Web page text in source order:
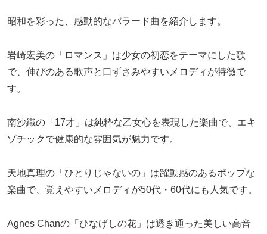
昭和を彩った、感動的なバラード曲を紹介します。
岩崎宏美の「ロマンス」は少女の初恋をテーマにした歌
で、伸びのある歌声と口ずさみやすいメロディが特徴で
す。
南沙織の「17才」は純粋な乙女心を表現した楽曲で、エキ
ゾチックで健康的な雰囲気が魅力です。
天地真理の「ひとりじゃないの」は躍動感のあるポップな
楽曲で、覚えやすいメロディが50代・60代にも人気です。
Agnes Chanの「ひなげしの花」は透き通った美しい高音